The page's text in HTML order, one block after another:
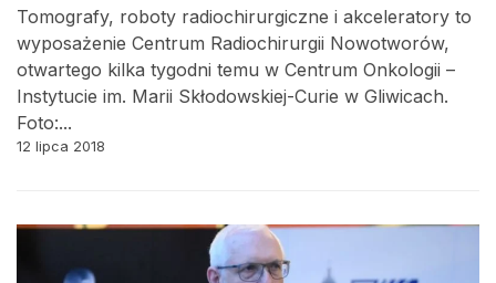
Tomografy, roboty radiochirurgiczne i akceleratory to
wyposażenie Centrum Radiochirurgii Nowotworów,
otwartego kilka tygodni temu w Centrum Onkologii –
Instytucie im. Marii Skłodowskiej-Curie w Gliwicach.
Foto:...
12 lipca 2018